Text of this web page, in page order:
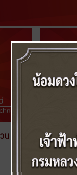
1
ประกาศรั
2569
วันพุธ, 10